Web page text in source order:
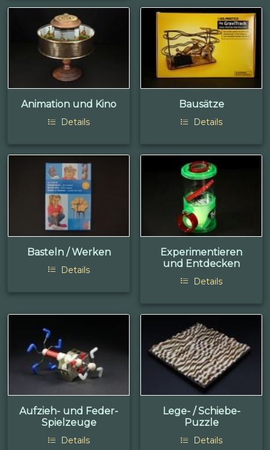
Animation und Kino
Details
Bausätze
Details
Basteln / Werken
Details
Experimentieren
und Entdecken
Details
Aufzieh- und Feder-
Spielzeuge
Details
Lege- / Schiebe-
Puzzle
Details